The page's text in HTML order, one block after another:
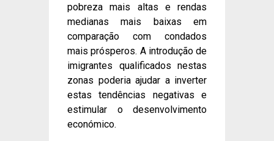
pobreza mais altas e rendas
medianas mais baixas em
comparação com condados
mais prósperos. A introdução de
imigrantes qualificados nestas
zonas poderia ajudar a inverter
estas tendências negativas e
estimular o desenvolvimento
económico.